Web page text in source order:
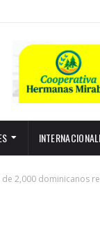
de 2,000 dominicanos